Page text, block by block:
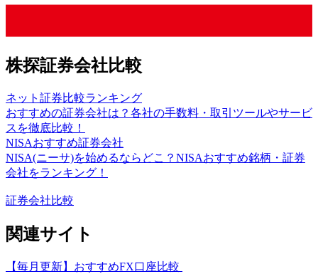
株探証券会社比較
ネット証券比較ランキング
おすすめの証券会社は？各社の手数料・取引ツールやサービ
スを徹底比較！
NISAおすすめ証券会社
NISA(ニーサ)を始めるならどこ？NISAおすすめ銘柄・証券
会社をランキング！
証券会社比較
関連サイト
【毎月更新】おすすめFX口座比較